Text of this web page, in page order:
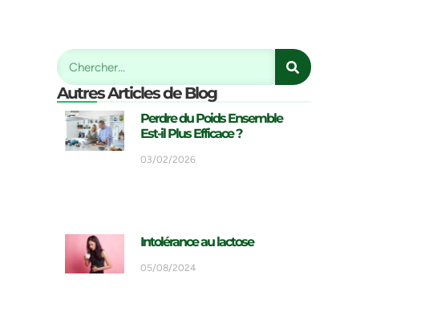
Autres Articles de Blog
Perdre du Poids Ensemble
Est-il Plus Efficace ?
03/02/2026
Intolérance au lactose
05/08/2024